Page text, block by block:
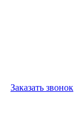
Заказать звонок